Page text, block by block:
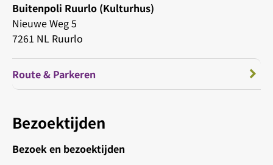
Buitenpoli Ruurlo (Kulturhus)
Nieuwe Weg 5
7261 NL Ruurlo
Route & Parkeren
Bezoektijden
Bezoek en bezoektijden